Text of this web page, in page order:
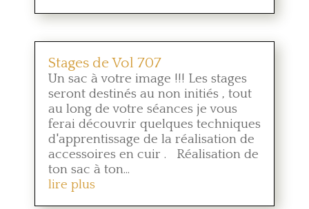
Stages de Vol 707
Un sac à votre image !!! Les stages
seront destinés au non initiés , tout
au long de votre séances je vous
ferai découvrir quelques techniques
d'apprentissage de la réalisation de
accessoires en cuir . Réalisation de
ton sac à ton...
lire plus